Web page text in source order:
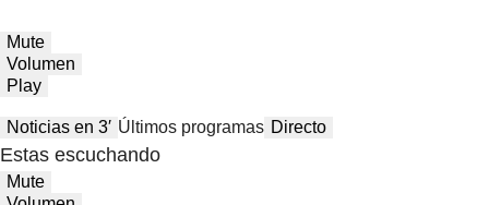
Mute
Volumen
Play
Noticias en 3′ Últimos programas Directo
Estas escuchando
Mute